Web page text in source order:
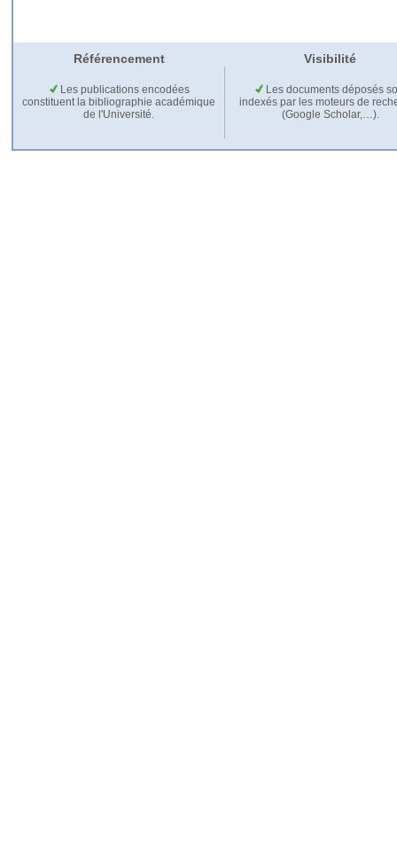
Référencement Visibilité
Les publications encodées
constituent la bibliographie académique
de l'Université.
Les documents déposés
indexés par les moteurs de
(Google Scholar,…).